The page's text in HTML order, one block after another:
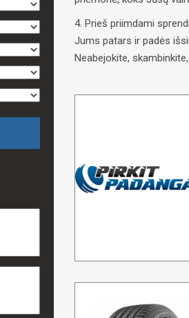
4. Prieš priimdami
Jums patars ir padės
Neabejokite,